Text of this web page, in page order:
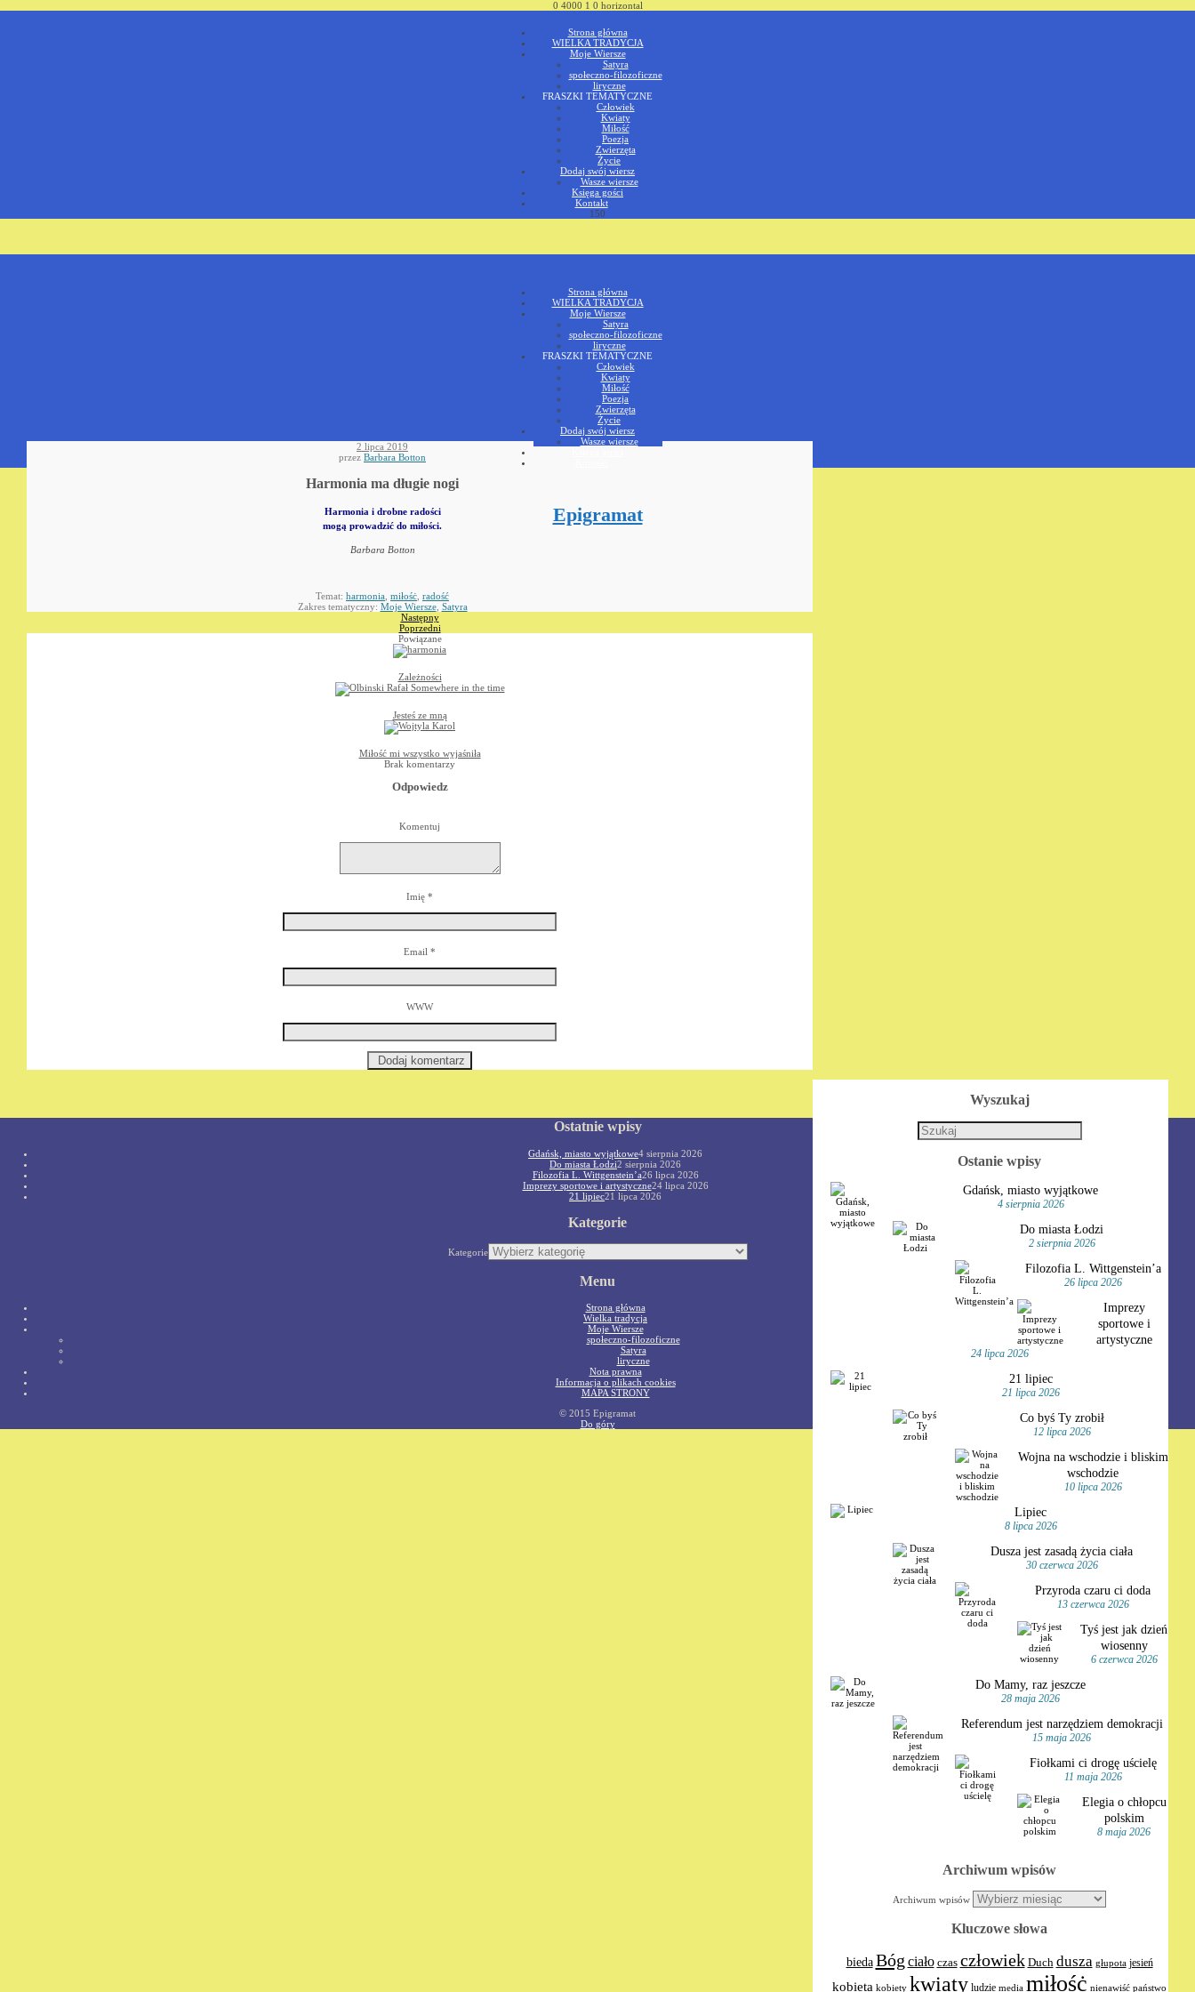
0 4000 1 0 horizontal
Strona główna
WIELKA TRADYCJA
Moje Wiersze
Satyra
społeczno-filozoficzne
liryczne
FRASZKI TEMATYCZNE
Człowiek
Kwiaty
Miłość
Poezja
Zwierzęta
Życie
Dodaj swój wiersz
Wasze wiersze
Księga gości
Kontakt
150
Strona główna
WIELKA TRADYCJA
Moje Wiersze
Satyra
społeczno-filozoficzne
liryczne
FRASZKI TEMATYCZNE
Człowiek
Kwiaty
Miłość
Poezja
Zwierzęta
Życie
Dodaj swój wiersz
Wasze wiersze
Epigramat
2 lipca 2019
przez Barbara Botton
Harmonia ma długie nogi
Harmonia i drobne radości
mogą prowadzić do miłości.
Barbara Botton
Temat: harmonia miłośċ radość
Zakres tematyczny: Moje Wiersze, Satyra
Następny
Poprzedni
Powiązane
Zależności
Jesteś ze mną
Miłość mi wszystko wyjaśniła
Brak komentarzy
Odpowiedz
Komentuj
Imię *
Email *
WWW
Wyszukaj
Ostanie wpisy
Gdańsk, miasto wyjątkowe
4 sierpnia 2026
Do miasta Łodzi
2 sierpnia 2026
Filozofia L. Wittgenstein’a
26 lipca 2026
Imprezy
sportowe i
artystyczne
24 lipca 2026
21 lipiec
21 lipca 2026
Co byś Ty zrobił
12 lipca 2026
Wojna na wschodzie i bliskim
wschodzie
10 lipca 2026
Lipiec
8 lipca 2026
Dusza jest zasadą życia ciała
30 czerwca 2026
Przyroda czaru ci doda
13 czerwca 2026
Tyś jest jak dzień
wiosenny
6 czerwca 2026
Do Mamy, raz jeszcze
28 maja 2026
Referendum jest narzędziem demokracji
15 maja 2026
Fiołkami ci drogę uścielę
11 maja 2026
Elegia o chłopcu
polskim
8 maja 2026
Archiwum wpisów
Archiwum wpisów
Kluczowe słowa
bieda Bóg ciało czas człowiek Duch dusza głupota jesień
kobieta kobiety kwiaty ludzie media miłośċ nienawiść państwo
Ostatnie wpisy
Gdańsk, miasto wyjątkowe4 sierpnia 2026
Do miasta Łodzi2 sierpnia 2026
Filozofia L. Wittgenstein’a26 lipca 2026
Imprezy sportowe i artystyczne24 lipca 2026
21 lipiec21 lipca 2026
Kategorie
Kategorie
Menu
Strona główna
Wielka tradycja
Moje Wiersze
społeczno-filozoficzne
Satyra
liryczne
Nota prawna
Informacja o plikach cookies
MAPA STRONY
© 2015 Epigramat
Do góry